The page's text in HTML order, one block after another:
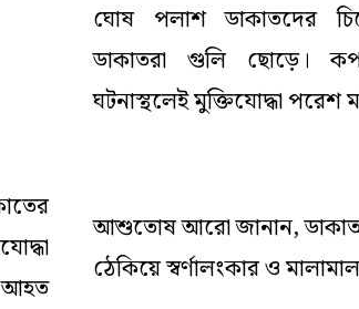
আহত
ঘোষ পলাশ ডাকাতদের
ডাকাতরা গুলি ছোড়ে।
ঘটনাস্থলেই মুক্তিযোদ্ধা পরেশ
আশুতোষ আরো জানান,
ঠেকিয়ে স্বর্ণালংকার ও